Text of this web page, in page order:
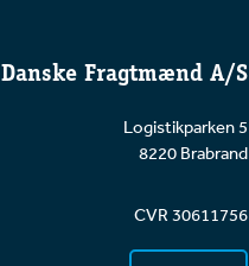
Danske Fragtmænd A/S
Logistikparken 5
8220 Brabrand
CVR 30611756